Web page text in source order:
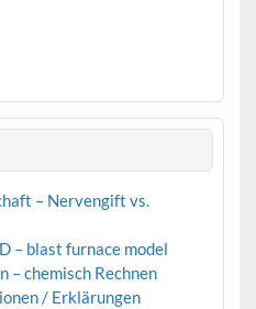
– Nervengift vs.
– blast furnace model
– chemisch Rechnen
/ Erklärungen